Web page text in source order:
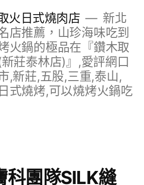
火日式燒肉店
新北
店推薦，山珍海味吃到
火鍋的極品在『鑽木取
莊泰林店)』,愛評網口
,新莊,五股,三重,泰山,
式燒烤,可以燒烤火鍋吃
科團隊SILK縫